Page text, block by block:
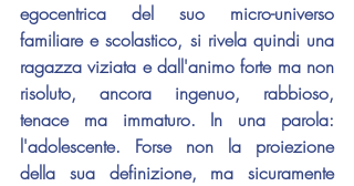
egocentrica del suo micro-universo
familiare e scolastico, si rivela quindi una
ragazza viziata e dall'animo forte ma non
risoluto, ancora ingenuo, rabbioso,
tenace ma immaturo. In una parola:
l'adolescente. Forse non la proiezione
della sua definizione, ma sicuramente